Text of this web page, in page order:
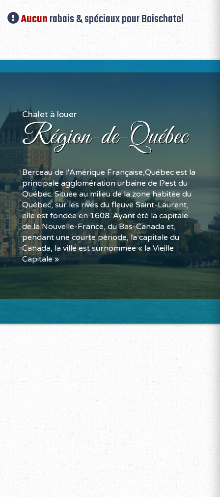
Aucunrabais & spéciaux pour Boischatel
Chalet à louer
Région-de-Québec
Berceau de l'Amérique Française,Québec est la
principale agglomération urbaine de l?est du
Québec. Située au milieu de la zone habitée du
Québec, sur les rives du fleuve Saint-Laurent,
elle est fondée en 1608. Ayant été la capitale
de la Nouvelle-France, du Bas-Canada et,
pendant une courte période, la capitale du
Canada, la ville est surnommée « la Vieille
Capitale »